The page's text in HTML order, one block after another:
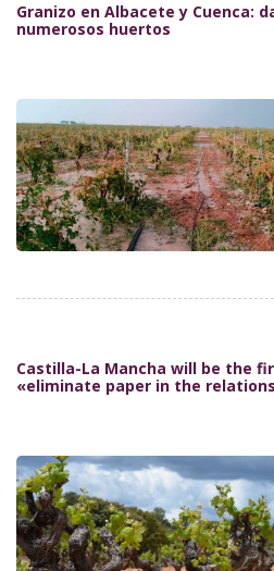
Granizo en Albacete y Cuenca:
numerosos huertos
Castilla-La Mancha will be the
«eliminate paper in the